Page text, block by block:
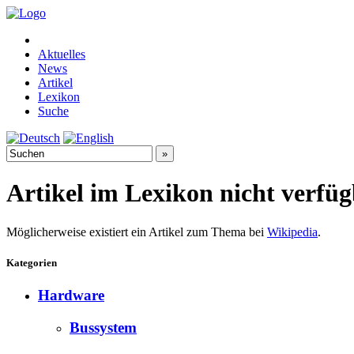
Aktuelles
News
Artikel
Lexikon
Suche
Artikel im Lexikon nicht
Möglicherweise existiert ein Artikel zum Thema bei Wikipedia.
Kategorien
Hardware
Bussystem